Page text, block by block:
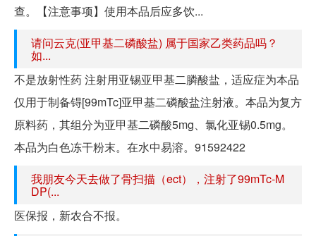
查。【注意事项】使用本品后应多饮...
请问云克(亚甲基二磷酸盐) 属于国家乙类药品吗？
如...
不是放射性药 注射用亚锡亚甲基二膦酸盐，适应症为本品
仅用于制备锝[99mTc]亚甲基二磷酸盐注射液。本品为复方
原料药，其组分为亚甲基二磷酸5mg、氯化亚锡0.5mg。
本品为白色冻干粉末。在水中易溶。91592422
我朋友今天去做了骨扫描（ect），注射了99mTc-M
DP(...
医保报，新农合不报。